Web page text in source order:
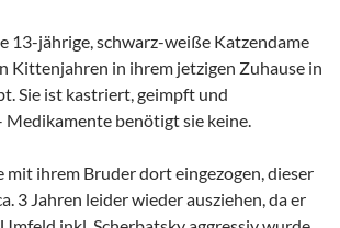
13-jährige, schwarz-weiße Katzendame
Kittenjahren in ihrem jetzigen Zuhause in
Sie ist kastriert, geimpft und
benötigt sie keine.
mit ihrem Bruder dort eingezogen, dieser
3 Jahren leider wieder ausziehen, da er